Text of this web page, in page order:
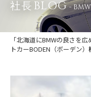
社長 BLOG-
「北海道にBMWの良さを
トカーBODEN（ボーデン）